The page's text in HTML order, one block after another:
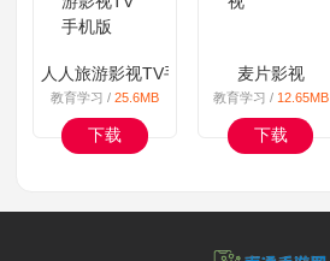
人人旅游影视TV手机版
教育学习 / 25.6MB
下载
麦片影视
教育学习 / 12.65MB
下载